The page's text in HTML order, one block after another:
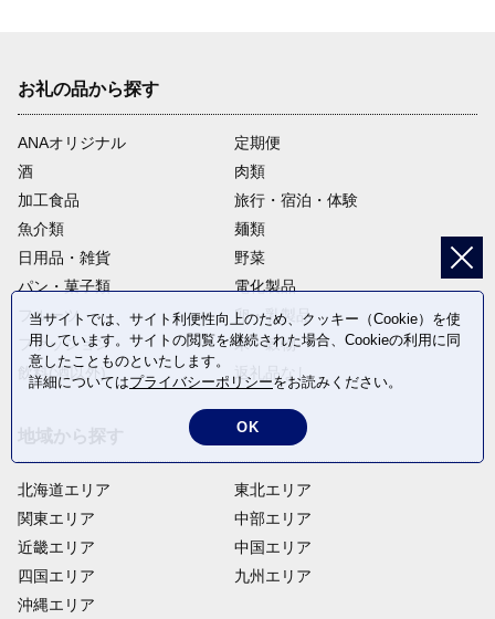
お礼の品から探す
ANAオリジナル
定期便
酒
肉類
加工食品
旅行・宿泊・体験
魚介類
麺類
日用品・雑貨
野菜
パン・菓子類
電化製品
フルーツ
卵・乳製品
ファッション
米・穀物
飲料(酒以外)
返礼品なし
北海道エリア
関東エリア
近畿エリア
四国エリア
沖縄エリア
東北エリア
中部エリア
中国エリア
九州エリア
当サイトでは、サイト利便性向上のため、クッキー（Cookie）を使
用しています。サイトの閲覧を継続された場合、Cookieの利用に同
意したことものといたします。
詳細についてはプライバシーポリシーをお読みください。
OK